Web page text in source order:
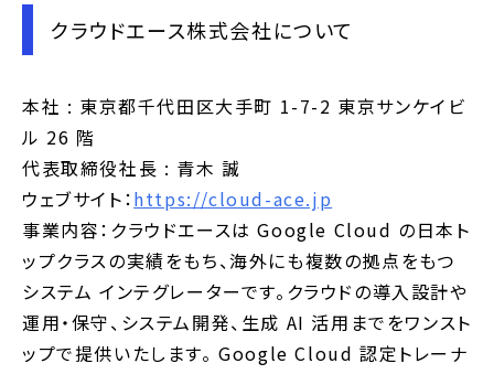
クラウドエース株式会社について
本社 : 東京都千代田区大手町 1-7-2 東京サンケイビ
ル 26 階
代表取締役社長 : 青木 誠
ウェブサイト：https://cloud-ace.jp
事業内容：クラウドエースは Google Cloud の日本ト
ップクラスの実績をもち、海外にも複数の拠点をもつ
システム インテグレーターです。クラウドの導入設計や
運用・保守、システム開発、生成 AI 活用までをワンスト
ップで提供いたします。 Google Cloud 認定トレーナ